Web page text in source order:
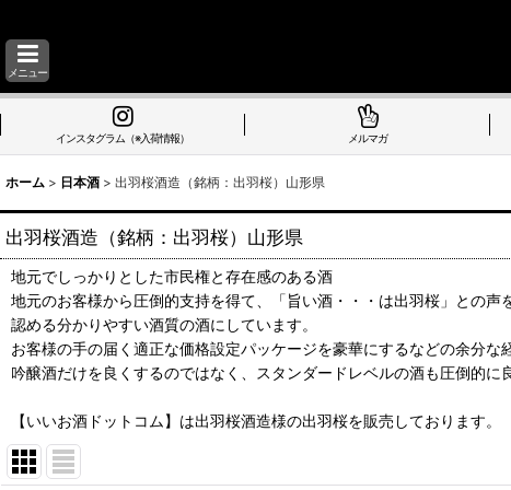
メニュー
インスタグラム（※入荷情報） メルマガ
ホーム > 日本酒 > 出羽桜酒造（銘柄：出羽桜）山形県
出羽桜酒造（銘柄：出羽桜）山形県
地元でしっかりとした市民権と存在感のある酒
地元のお客様から圧倒的支持を得て、「旨い酒・・・は出羽桜」との
認める分かりやすい酒質の酒にしています。
お客様の手の届く適正な価格設定パッケージを豪華にするなどの余分
吟醸酒だけを良くするのではなく、スタンダードレベルの酒も圧倒的に
【いいお酒ドットコム】は出羽桜酒造様の出羽桜を販売しております。